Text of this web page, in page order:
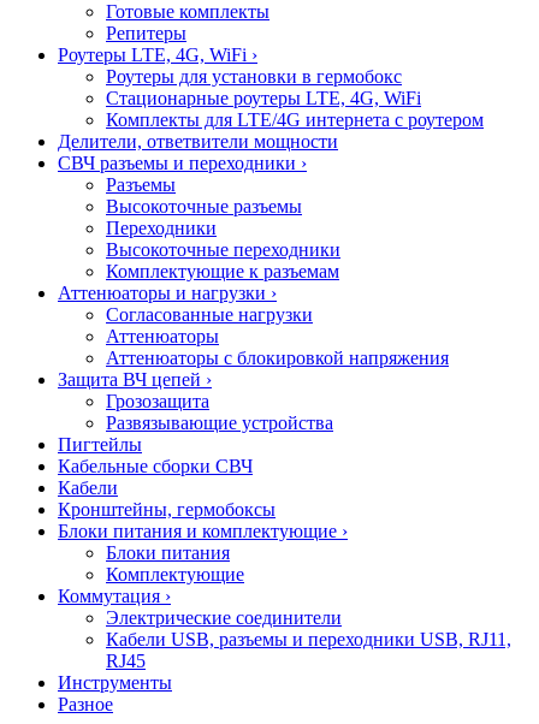
Готовые комплекты
Репитеры
Роутеры LTE, 4G, WiFi ›
Роутеры для установки в гермобокс
Стационарные роутеры LTE, 4G, WiFi
Комплекты для LTE/4G интернета с роутером
Делители, ответвители мощности
СВЧ разъемы и переходники ›
Разъемы
Высокоточные разъемы
Переходники
Высокоточные переходники
Комплектующие к разъемам
Аттенюаторы и нагрузки ›
Согласованные нагрузки
Аттенюаторы
Аттенюаторы с блокировкой напряжения
Защита ВЧ цепей ›
Грозозащита
Развязывающие устройства
Пигтейлы
Кабельные сборки СВЧ
Кабели
Кронштейны, гермобоксы
Блоки питания и комплектующие ›
Блоки питания
Комплектующие
Коммутация ›
Электрические соединители
Кабели USB, разъемы и переходники USB, RJ11,
RJ45
Инструменты
Разное